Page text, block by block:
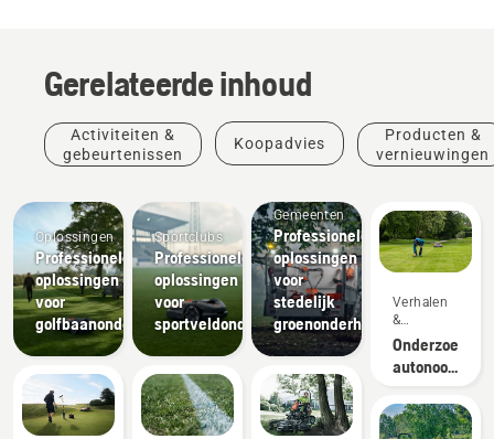
Gerelateerde inhoud
Activiteiten &
gebeurtenissen
Koopadvies
Producten &
vernieuwingen
Oplossingen
Professionele
oplossingen
voor
golfbaanonderhoud
Sportclubs
Professionele
oplossingen
voor
sportveldonderhoud
Gemeenten
Professionele
oplossingen
voor
stedelijk
groenonderhoud
Verhalen
&
inspiratie
Onderzoek
autonoom